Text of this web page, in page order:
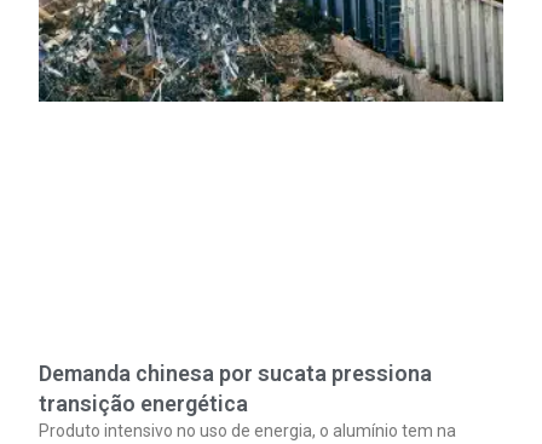
Demanda chinesa por sucata pressiona
transição energética
Produto intensivo no uso de energia, o alumínio tem na